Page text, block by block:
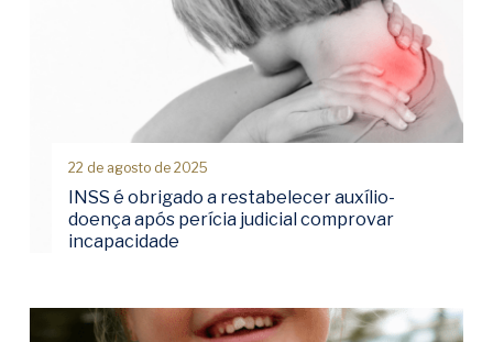
22 de agosto de 2025
INSS é obrigado a restabelecer auxílio-
doença após perícia judicial comprovar
incapacidade